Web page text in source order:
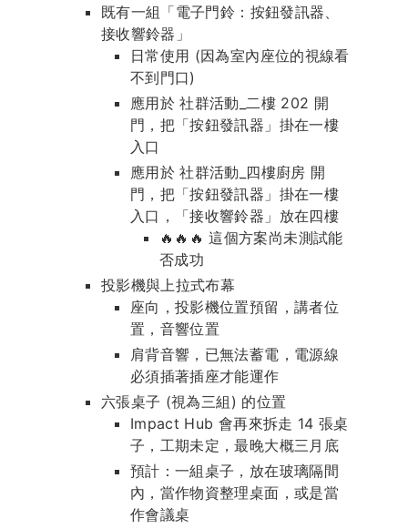
既有一組「電子門鈴：按鈕發訊器、
接收響鈴器」
日常使用 (因為室內座位的視線看
不到門口)
應用於 社群活動_二樓 202 開
門，把「按鈕發訊器」掛在一樓
入口
應用於 社群活動_四樓廚房 開
門，把「按鈕發訊器」掛在一樓
入口，「接收響鈴器」放在四樓
🔥🔥🔥 這個方案尚未測試能
否成功
投影機與上拉式布幕
座向，投影機位置預留，講者位
置，音響位置
肩背音響，已無法蓄電，電源線
必須插著插座才能運作
六張桌子 (視為三組) 的位置
Impact Hub 會再來拆走 14 張桌
子，工期未定，最晚大概三月底
預計：一組桌子，放在玻璃隔間
內，當作物資整理桌面，或是當
作會議桌